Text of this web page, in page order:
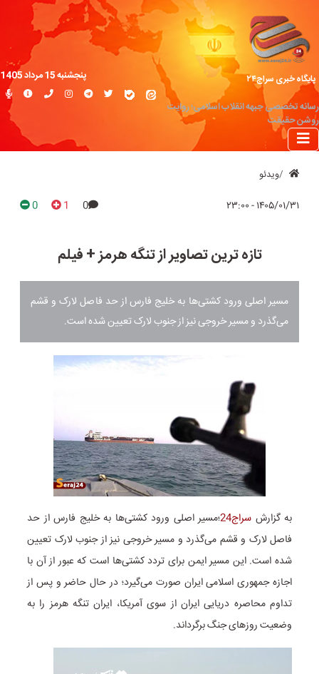
پایگاه خبری سراج۲۴
رسانه تخصصی جبهه انقلاب اسلامی؛ روایت
روشن حقیقت
پنجشنبه 15 مرداد 1405
ویدئو
۱۴۰۵/۰۱/۳۱ - ۲۳:۰۰ 0
1
0
تازه ترین تصاویر از تنگه هرمز + فیلم
مسیر اصلی ورود کشتی‌ها به خلیج فارس از حد فاصل لارک و قشم
می‌گذرد و مسیر خروجی نیز از جنوب لارک تعیین شده است.
به گزارش سراج24
؛مسیر اصلی ورود کشتی‌ها به خلیج فارس از حد
فاصل لارک و قشم می‌گذرد و مسیر خروجی نیز از جنوب لارک تعیین
شده است. این مسیر ایمن برای تردد کشتی‌ها است که عبور از آن با
اجازه جمهوری اسلامی ایران صورت می‌گیرد؛ در حال حاضر و پس از
تداوم محاصره دریایی ایران از سوی آمریکا، ایران تنگه هرمز را به
وضعیت روزهای جنگ برگرداند.